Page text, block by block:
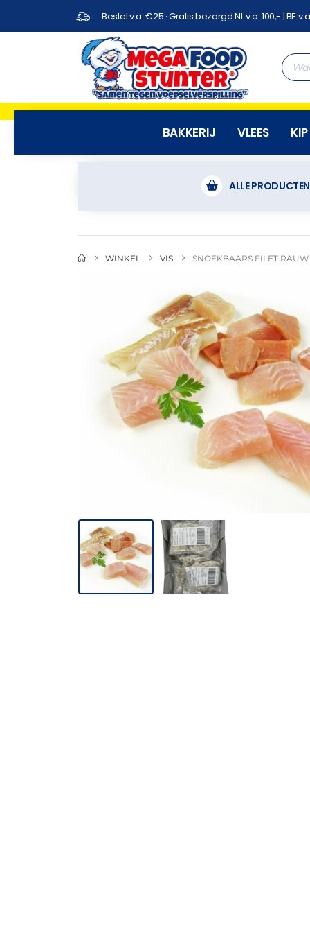
Bestel v.a. €25 · Gratis bezorgd NL v.a. 100,- | BE
BAKKERIJ VLEES KIP
ALLE PRODUCTEN
WINKEL VIS SNOEKBAARS FILET